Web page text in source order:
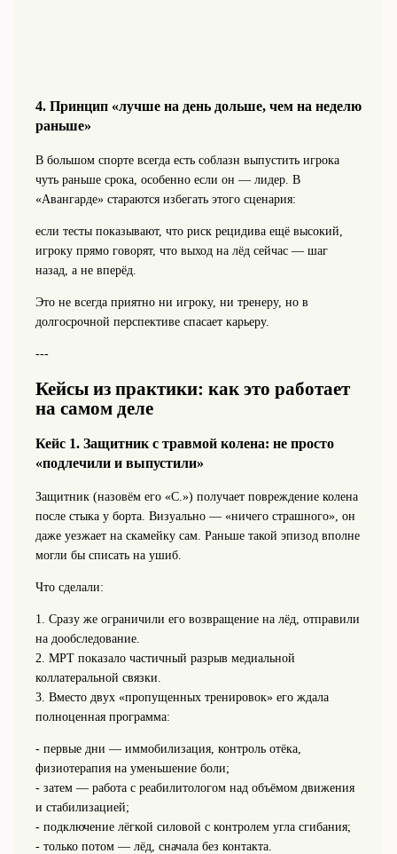
4. Принцип «лучше на день дольше, чем на неделю
раньше»
В большом спорте всегда есть соблазн выпустить игрока
чуть раньше срока, особенно если он — лидер. В
«Авангарде» стараются избегать этого сценария:
если тесты показывают, что риск рецидива ещё высокий,
игроку прямо говорят, что выход на лёд сейчас — шаг
назад, а не вперёд.
Это не всегда приятно ни игроку, ни тренеру, но в
долгосрочной перспективе спасает карьеру.
---
Кейсы из практики: как это работает
на самом деле
Кейс 1. Защитник с травмой колена: не просто
«подлечили и выпустили»
Защитник (назовём его «С.») получает повреждение колена
после стыка у борта. Визуально — «ничего страшного», он
даже уезжает на скамейку сам. Раньше такой эпизод вполне
могли бы списать на ушиб.
Что сделали:
1. Сразу же ограничили его возвращение на лёд, отправили
на дообследование.
2. МРТ показало частичный разрыв медиальной
коллатеральной связки.
3. Вместо двух «пропущенных тренировок» его ждала
полноценная программа:
- первые дни — иммобилизация, контроль отёка,
физиотерапия на уменьшение боли;
- затем — работа с реабилитологом над объёмом движения
и стабилизацией;
- подключение лёгкой силовой с контролем угла сгибания;
- только потом — лёд, сначала без контакта.